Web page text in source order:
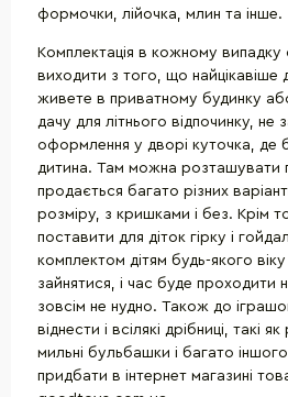
формочки, лійочка, млин та інше.
Комплектація в кожному випадку
виходити з того, що
живете в приватному будинку
дачу для літнього відпочинку, не
оформлення у дворі куточка, де
дитина. Там можна розташувати
продається багато різних
розміру, з кришками і без. Крім
поставити для діток гірку і
комплектом дітям будь-якого
зайнятися, і час буде проходити
зовсім не нудно. Також до
віднести і всілякі дрібниці, такі як
мильні бульбашки і багато
придбати в інтернет магазині